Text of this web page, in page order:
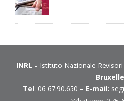
INRL – Istituto Nazionale Revisori
–
Tel: 06 67.90.650 – E-mail: